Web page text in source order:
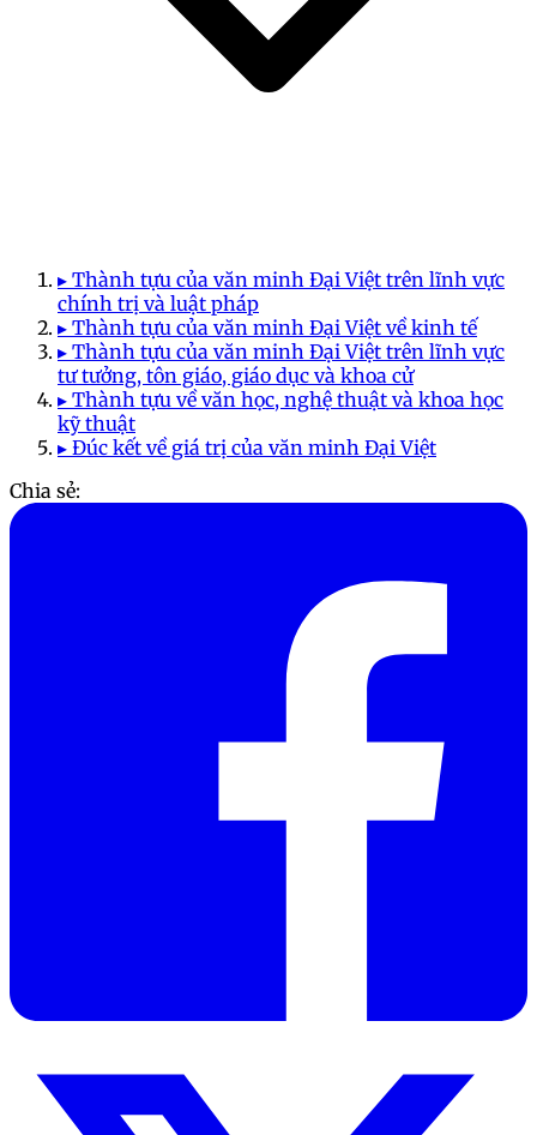
▸ Thành tựu của văn minh Đại Việt trên lĩnh vực
chính trị và luật pháp
▸ Thành tựu của văn minh Đại Việt về kinh tế
▸ Thành tựu của văn minh Đại Việt trên lĩnh vực
tư tưởng, tôn giáo, giáo dục và khoa cử
▸ Thành tựu về văn học, nghệ thuật và khoa học
kỹ thuật
▸ Đúc kết về giá trị của văn minh Đại Việt
Chia sẻ: